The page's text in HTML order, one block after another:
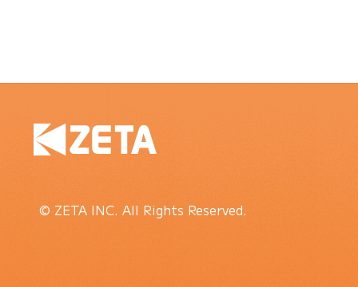
© ZETA INC. All Rights Reserved.